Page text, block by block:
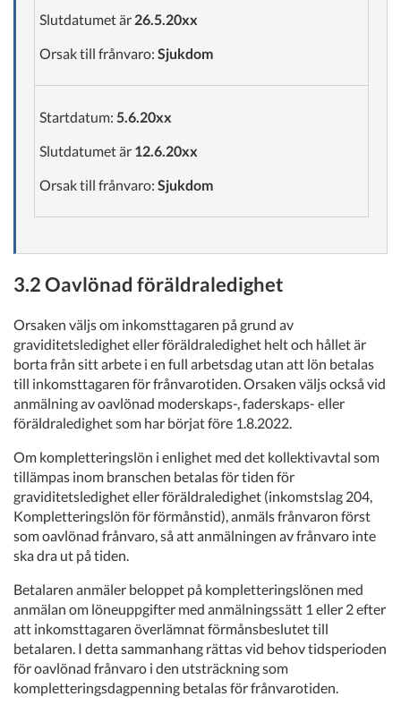
Slutdatumet är 26.5.20xx
Orsak till frånvaro: Sjukdom
Startdatum: 5.6.20xx
Slutdatumet är 12.6.20xx
Orsak till frånvaro: Sjukdom
3.2 Oavlönad föräldraledighet
Orsaken väljs om inkomsttagaren på grund av
graviditetsledighet eller föräldraledighet helt och hållet är
borta från sitt arbete i en full arbetsdag utan att lön betalas
till inkomsttagaren för frånvarotiden. Orsaken väljs också vid
anmälning av oavlönad moderskaps-, faderskaps- eller
föräldraledighet som har börjat före 1.8.2022.
Om kompletteringslön i enlighet med det kollektivavtal som
tillämpas inom branschen betalas för tiden för
graviditetsledighet eller föräldraledighet (inkomstslag 204,
Kompletteringslön för förmånstid), anmäls frånvaron först
som oavlönad frånvaro, så att anmälningen av frånvaro inte
ska dra ut på tiden.
Betalaren anmäler beloppet på kompletteringslönen med
anmälan om löneuppgifter med anmälningssätt 1 eller 2 efter
att inkomsttagaren överlämnat förmånsbeslutet till
betalaren. I detta sammanhang rättas vid behov tidsperioden
för oavlönad frånvaro i den utsträckning som
kompletteringsdagpenning betalas för frånvarotiden.